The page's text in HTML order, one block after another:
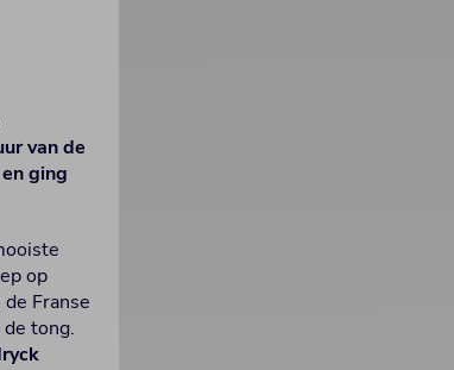
van de
ging
op
Franse
tong.